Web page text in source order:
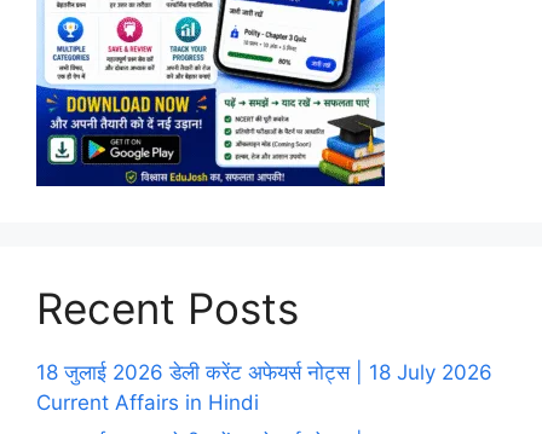
Recent Posts
18 जुलाई 2026 डेली करेंट अफेयर्स नोट्स | 18 July 2026
Current Affairs in Hindi